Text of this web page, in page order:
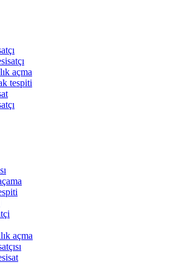
açma
tespiti
açma